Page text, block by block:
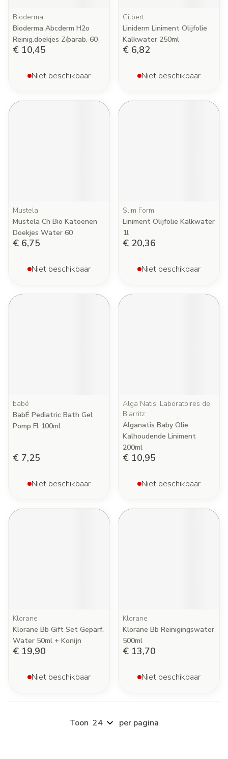
Bioderma
Bioderma Abcderm H2o
Reinig.doekjes Z/parab. 60
€ 10,45
Niet beschikbaar
Gilbert
Liniderm Liniment Olijfolie
Kalkwater 250ml
€ 6,82
Niet beschikbaar
Mustela
Mustela Ch Bio Katoenen
Doekjes Water 60
€ 6,75
Niet beschikbaar
Slim Form
Liniment Olijfolie Kalkwater
1l
€ 20,36
Niet beschikbaar
babé
BabÉ Pediatric Bath Gel
Pomp Fl 100ml
€ 7,25
Niet beschikbaar
Alga Natis, Laboratoires de
Biarritz
Alganatis Baby Olie
Kalhoudende Liniment
200ml
€ 10,95
Niet beschikbaar
Klorane
Klorane Bb Gift Set Geparf.
Water 50ml + Konijn
€ 19,90
Niet beschikbaar
Klorane
Klorane Bb Reinigingswater
500ml
€ 13,70
Niet beschikbaar
Toon per pagina